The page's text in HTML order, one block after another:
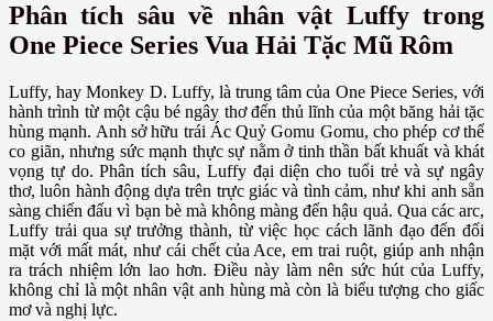
Phân tích sâu về nhân vật Luffy trong
One Piece Series Vua Hải Tặc Mũ Rôm
Luffy, hay Monkey D. Luffy, là trung tâm của One Piece Series, với
hành trình từ một cậu bé ngây thơ đến thủ lĩnh của một băng hải tặc
hùng mạnh. Anh sở hữu trái Ác Quỷ Gomu Gomu, cho phép cơ thể
co giãn, nhưng sức mạnh thực sự nằm ở tinh thần bất khuất và khát
vọng tự do. Phân tích sâu, Luffy đại diện cho tuổi trẻ và sự ngây
thơ, luôn hành động dựa trên trực giác và tình cảm, như khi anh sẵn
sàng chiến đấu vì bạn bè mà không màng đến hậu quả. Qua các arc,
Luffy trải qua sự trưởng thành, từ việc học cách lãnh đạo đến đối
mặt với mất mát, như cái chết của Ace, em trai ruột, giúp anh nhận
ra trách nhiệm lớn lao hơn. Điều này làm nên sức hút của Luffy,
không chỉ là một nhân vật anh hùng mà còn là biểu tượng cho giấc
mơ và nghị lực.